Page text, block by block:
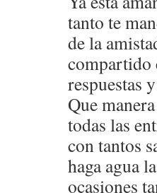
tanto te
de la
compartido
respuestas
Que
todas las
con tantos
haga agua
ocasiones